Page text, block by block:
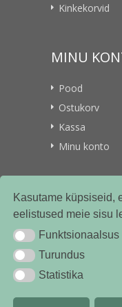
Kasutame küpsiseid,
eelistused meie sisu
Funktsionaalsus
Funktsionaalsus
TurundusTurundus
StatistikaStatistika
Kinkekorvid
MINU
Pood
Ostukorv
Kassa
Minu konto